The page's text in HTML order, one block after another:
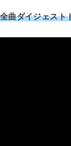
曲ダイジェスト